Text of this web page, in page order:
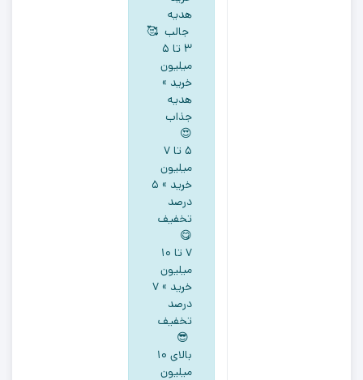
هدیه
جالب 🥰
۳ تا ۵
میلیون
خرید »
هدیه
جذاب
😍
5 تا ۷
میلیون
خرید » ۵
درصد
تخفیف
😋
۷ تا ۱۰
میلیون
خرید » ۷
درصد
تخفیف
😎
بالای ۱۰
میلیون